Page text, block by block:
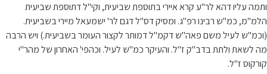
ותמה עליו דהא לר"ע קרא איירי בתוספת שביעית, וקי"ל דתוספת שביעית
הלמ"מ, כמ"ש רבינו רפ"ג. ומסיק דס"ל דגם לר' ישמעאל מיירי בשביעית.
(וכמ"ש לעיל משם פאה"ש דקמ"ל דמותר לקצור העומר בשביעית.) ויש הרבה
מה לשאת ולתת בדב"ק ז"ל. והעיקר כמ"ש לעיל. וכהפי' האחרון של מהר"י
קורקוס ז"ל.